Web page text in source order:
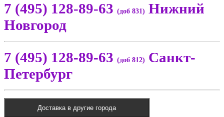
7 (495) 128-89-63 (доб 831) Нижний
Новгород
7 (495) 128-89-63 (доб 812) Санкт-
Петербург
Доставка в другие города